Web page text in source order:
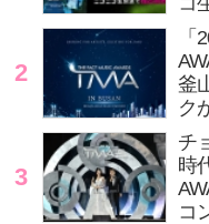
2
釜
ク
3
チ
時
コ